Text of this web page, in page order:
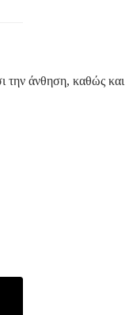
την άνθηση, καθώς και